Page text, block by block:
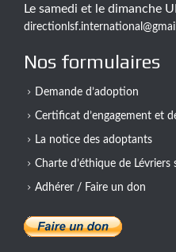
Le samedi et le dimanche
Nos formulaires
Demande d’adoption
Certificat d’engagement et
La notice des adoptants
Charte d’éthique de Lévriers
Adhérer / Faire un don